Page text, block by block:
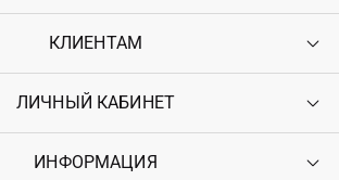
КЛИЕНТАМ
Контакты
Возврат
ЛИЧНЫЙ КАБИНЕТ
Войти
ИНФОРМАЦИЯ